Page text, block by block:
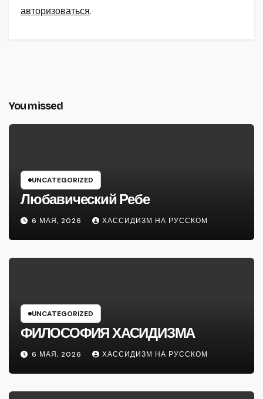
авторизоваться.
You missed
UNCATEGORIZED
Любавический Ребе
6 МАЯ, 2026 ХАССИДИЗМ НА РУССКОМ
UNCATEGORIZED
ФИЛОСОФИЯ ХАСИДИЗМА
6 МАЯ, 2026 ХАССИДИЗМ НА РУССКОМ